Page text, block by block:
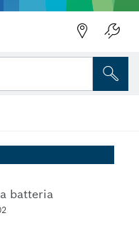
batteria